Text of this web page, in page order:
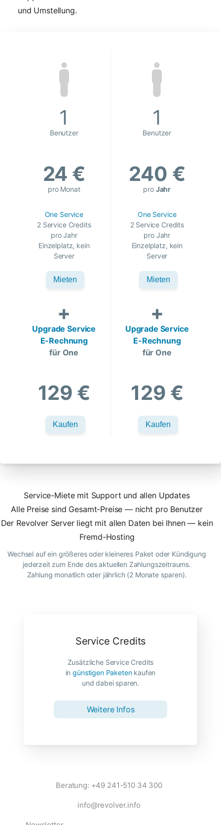
und Umstellung.
1
Benutzer
24 €
pro Monat
One Service
2 Service Credits
pro Jahr
Einzelplatz, kein
Server
Mieten
+
Upgrade Service
E-Rechnung
für One
129 €
Kaufen
1
Benutzer
240 €
pro Jahr
One Service
2 Service Credits
pro Jahr
Einzelplatz, kein
Server
Mieten
+
Upgrade Service
E-Rechnung
für One
129 €
Kaufen
Service-Miete mit Support und allen Updates
Alle Preise sind Gesamt-Preise — nicht pro Benutzer
Der Revolver Server liegt mit allen Daten bei Ihnen — kein
Fremd-Hosting
Wechsel auf ein größeres oder kleineres Paket oder Kündigung
jederzeit zum Ende des aktuellen Zahlungszeitraums.
Zahlung monatlich oder jährlich (2 Monate sparen).
Service Credits
Zusätzliche Service Credits
ingünstigen Paketenkaufen
und dabei sparen.
Weitere Infos
Beratung: +49 241-510 34 300
info@revolver.info